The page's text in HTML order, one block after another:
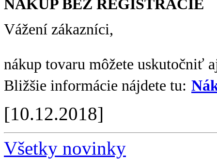
NÁKUP BEZ REGISTRÁCIE
Vážení zákazníci,
nákup tovaru môžete uskutočniť
Bližšie informácie nájdete tu:
[10.12.2018]
Všetky novinky